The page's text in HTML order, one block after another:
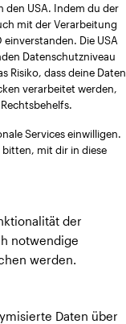
den USA. Indem du der
mit der Verarbeitung
einverstanden. Die USA
Datenschutzniveau
Risiko, dass deine Daten
verarbeitet werden,
Services einwilligen.
bitten, mit dir in diese
der
notwendige
werden.
Daten über